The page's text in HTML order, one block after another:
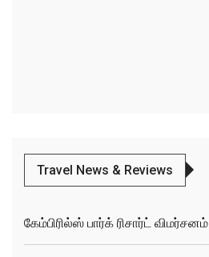
Travel News & Reviews
கேம்பிரில்ஸ் பார்க் ரிசார்ட் விமர்சனம்